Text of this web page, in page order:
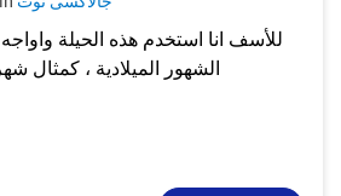
للأسف انا استخدم هذه الحيلة
الشهور الميلادية ، كمثال شهر 7 يوليو يكتب جويليه